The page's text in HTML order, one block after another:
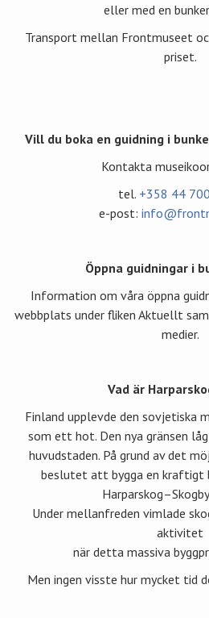
eller med en
Transport mellan Frontmuseet
priset.
Vill du boka en guidning i
Kontakta
tel. +358 44
e-post:
Öppna guidningar i
Information om våra öppna
webbplats under fliken Aktuellt
medier.
Vad är
Finland upplevde den sovjetiska
som ett hot. Den nya gränsen
huvudstaden. På grund av det
beslutet att bygga en kraftigt
Under mellanfreden vimlade
aktivitet
när detta massiva
Men ingen visste hur mycket tid